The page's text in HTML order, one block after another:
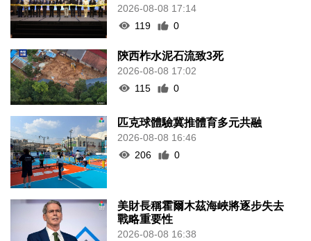
2026-08-08 17:14
119
0
陝西柞水泥石流致3死
2026-08-08 17:02
115
0
匹克球體驗冀推體育多元共融
2026-08-08 16:46
206
0
美財長稱霍爾木茲海峽將逐步失去
戰略重要性
2026-08-08 16:38